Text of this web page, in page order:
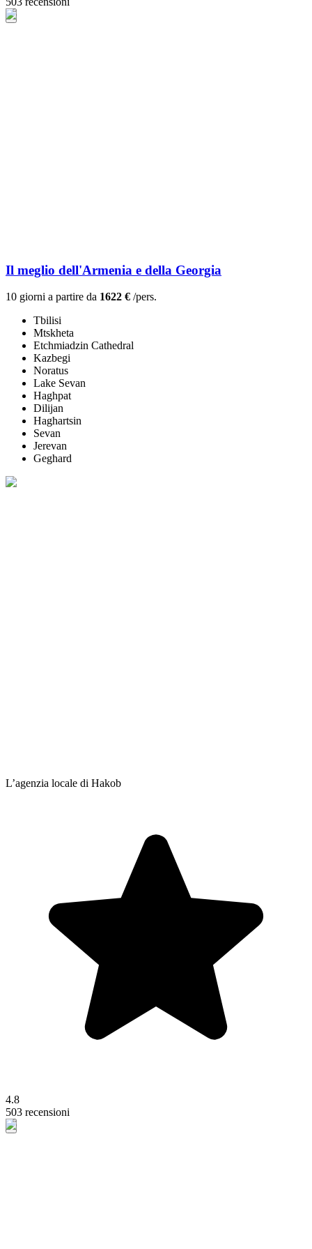
Il meglio dell'Armenia e della Georgia
10 giorni a partire da 1622 € /pers.
Tbilisi
Mtskheta
Etchmiadzin Cathedral
Kazbegi
Noratus
Lake Sevan
Haghpat
Dilijan
Haghartsin
Sevan
Jerevan
Geghard
L’agenzia locale di Hakob
4.8
503 recensioni